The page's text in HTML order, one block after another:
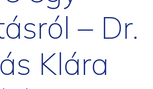
– Dr.
Klára